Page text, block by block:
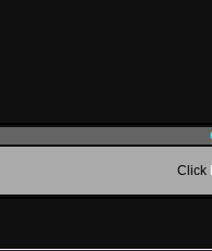
Click